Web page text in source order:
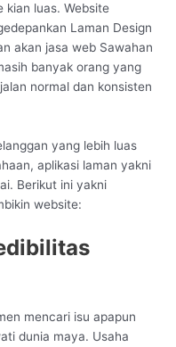
kian luas. Website
Laman Design
akan jasa web Sawahan
banyak orang yang
normal dan konsisten
yang lebih luas
aplikasi laman yakni
Berikut ini yakni
website:
mencari isu apapun
dunia maya. Usaha